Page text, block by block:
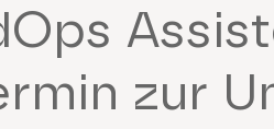
zur